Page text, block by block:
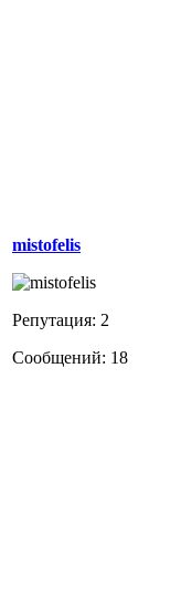
mistofelis
Репутация: 2
Сообщений: 18